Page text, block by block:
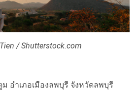
/ Shutterstock.com
อำเภอเมืองลพบุรี จังหวัดลพบุรี